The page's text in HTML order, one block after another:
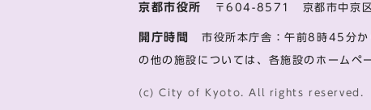
京都市役所 〒604-8571 京都市中京
開庁時間 市役所本庁舎：午前8時45分
の他の施設については、各施設のホームペ
(c) City of Kyoto. All rights reserved.